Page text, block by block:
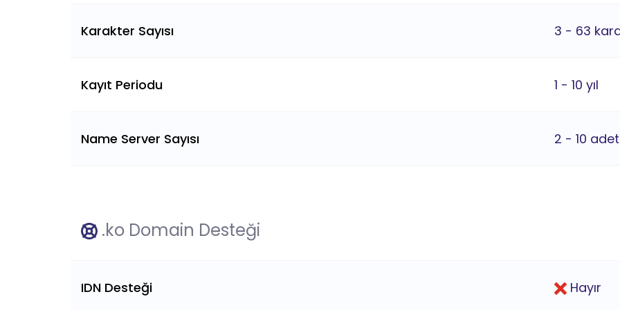
Karakter Sayısı 3 - 63
Kayıt Periodu 1 - 10 yıl
Name Server Sayısı 2 - 10 adet
.ko Domain Desteği
IDN Desteği Hayır